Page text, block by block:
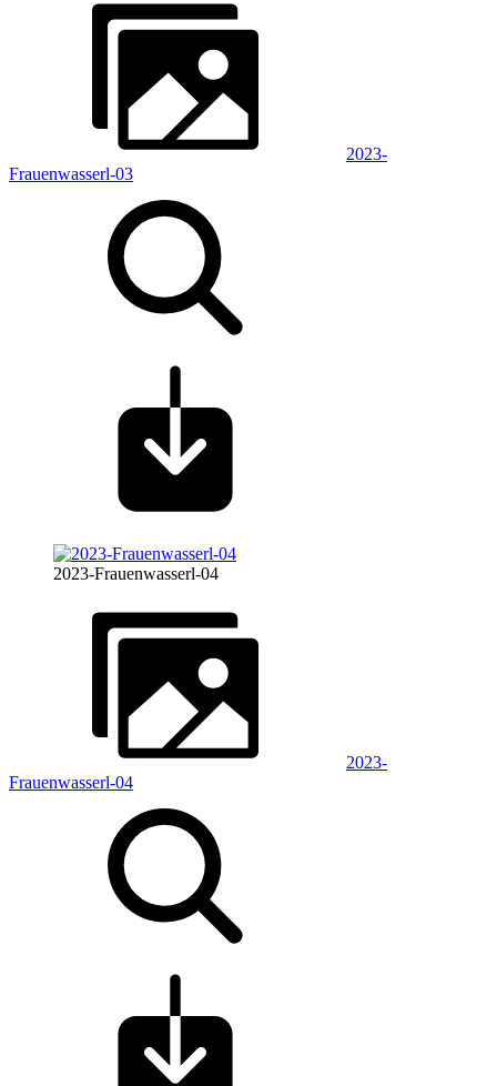
2023-
Frauenwasserl-03
2023-Frauenwasserl-04
2023-
Frauenwasserl-04